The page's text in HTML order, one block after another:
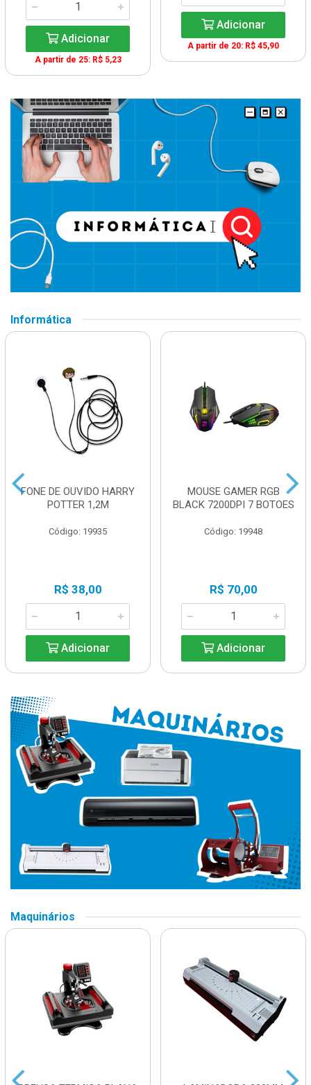
Adicionar
A partir de 25: R$ 5,23
Adicionar
A partir de 20: R$ 45,90
Informática
FONE DE OUVIDO HARRY
POTTER 1,2M
Código: 19935
R$ 38,00
Adicionar
MOUSE GAMER RGB
BLACK 7200DPI 7 BOTOES
Código: 19948
R$ 70,00
Adicionar
Maquinários